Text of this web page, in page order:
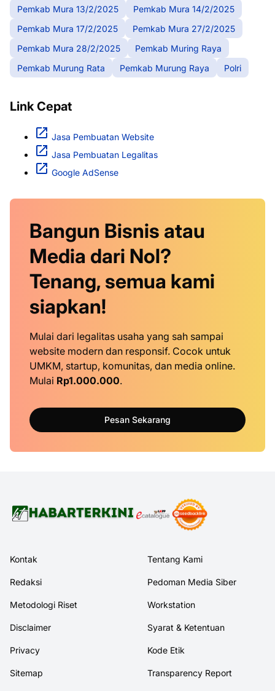
Pemkab Mura 13/2/2025
Pemkab Mura 14/2/2025
Pemkab Mura 17/2/2025
Pemkab Mura 27/2/2025
Pemkab Mura 28/2/2025
Pemkab Muring Raya
Pemkab Murung Rata
Pemkab Murung Raya Polri
Link Cepat
Jasa Pembuatan Website
Jasa Pembuatan Legalitas
Google AdSense
Bangun Bisnis atau
Media dari Nol?
Tenang, semua kami
siapkan!
Mulai dari legalitas usaha yang sah sampai
website modern dan responsif. Cocok untuk
UMKM, startup, komunitas, dan media online.
Mulai Rp1.000.000.
Pesan Sekarang
Kontak Tentang Kami
Redaksi Pedoman Media Siber
Metodologi Riset Workstation
Disclaimer Syarat & Ketentuan
Privacy Kode Etik
Sitemap Transparency Report